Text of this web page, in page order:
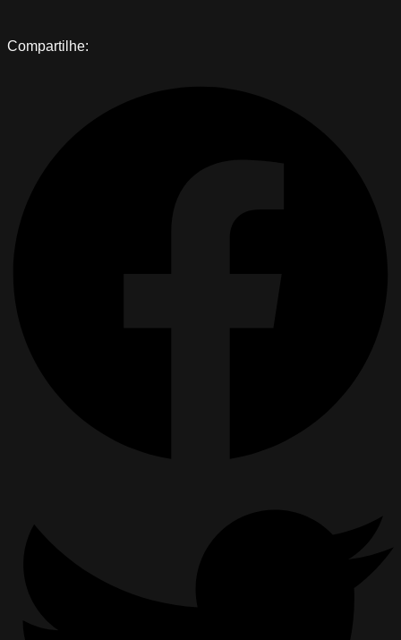
Compartilhe: